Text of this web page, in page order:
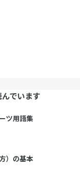
でいます
ツ用語集
）の基本